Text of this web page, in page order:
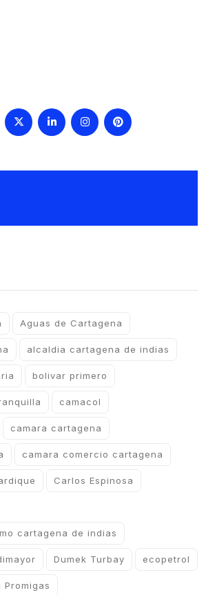
Aguas de Cartagena
alcaldia cartagena de indias
bolivar primero
camacol
camara cartagena
camara comercio cartagena
Carlos Espinosa
cartagena de indias
Dumek Turbay ecopetrol
Promigas